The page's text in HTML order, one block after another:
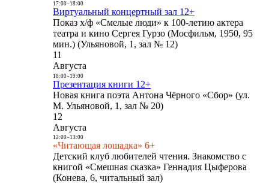
17:00- 18:00
Виртуальный концертный зал 12+
Показ х/ф «Смелые люди» к 100-летию актера
театра и кино Сергея Гурзо (Мосфильм, 1950, 95
мин.) (Ульяновой, 1, зал № 12)
11
Августа
18:00- 19:00
Презентация книги 12+
Новая книга поэта Антона Чёрного «Сбор» (ул.
М. Ульяновой, 1, зал № 20)
12
Августа
12:00- 13:00
«Читающая лошадка» 6+
Детский клуб любителей чтения. Знакомство с
книгой «Смешная сказка» Геннадия Цыферова
(Конева, 6, читальный зал)